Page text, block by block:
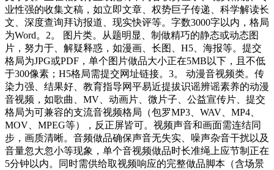
业性强的收集文稿，如立即文章、权势巨子传递、科学解读长
文、深度查询拜访报道、现实快评等。字数3000字以内，格局
为Word。2。 图片类。从题明显、制做精巧的静态或动态图
片，努力于、解疑释惑，如漫画、长图、H5、海报等。提交
格局为JPG或PDF，单个图片做品大小正在5MB以下，且不低
于300像素；H5格局需提交网址链接。3。 动漫音视频类。传
染力强、结果好、教育指导网平易近提拔识谣辨谣素养的动漫
音视频，如歌曲、MV、动画片、微片子、公益宣传片、提交
格局为可兼容的支流音视频格局（包罗MP3、WAV、MP4、
MOV、MPEG等），反正屏皆可。视频声音和画面需连结同
步，画质清晰。音频做品确保声音无失实、噪声杂音干扰以及
音量忽大忽小等现象，单个音视频做品时长准绳上应节制正在
5分钟以内。同时需供给取视频响应的完整做品脚本（含场景